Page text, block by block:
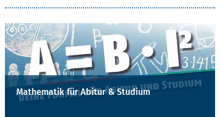
Mathematik für Abitur & Studium